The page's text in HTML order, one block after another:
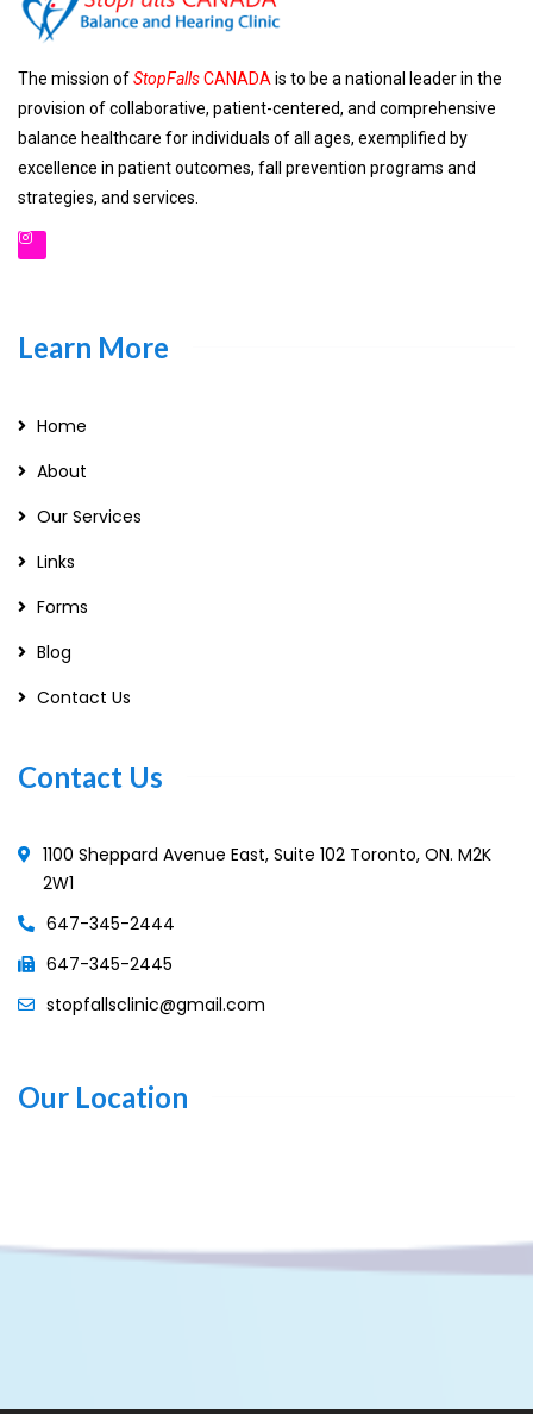
The mission ofStopFallsCANADA is to be a national leader in the
provision of collaborative, patient-centered, and comprehensive
balance healthcare for individuals of all ages, exemplified by
excellence in patient outcomes, fall prevention programs and
strategies, and services.
Learn More
Home
About
Our Services
Links
Forms
Blog
Contact Us
Contact Us
1100 Sheppard Avenue East, Suite 102 Toronto, ON. M2K
2W1
647-345-2444
647-345-2445
stopfallsclinic@gmail.com
Our Location